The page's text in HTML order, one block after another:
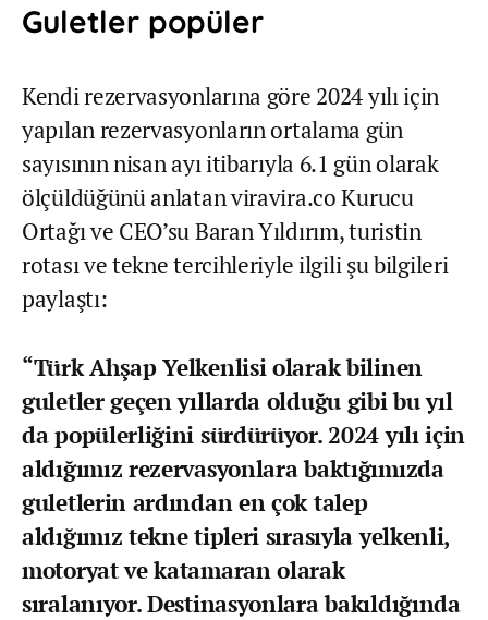
Guletler popüler
Kendi rezervasyonlarına göre 2024 yılı için
yapılan rezervasyonların ortalama gün
sayısının nisan ayı itibarıyla 6.1 gün olarak
ölçüldüğünü anlatan viravira.co Kurucu
Ortağı ve CEO’su Baran Yıldırım, turistin
rotası ve tekne tercihleriyle ilgili şu bilgileri
paylaştı:
“Türk Ahşap Yelkenlisi olarak bilinen
guletler geçen yıllarda olduğu gibi bu yıl
da popülerliğini sürdürüyor. 2024 yılı için
aldığımız rezervasyonlara baktığımızda
guletlerin ardından en çok talep
aldığımız tekne tipleri sırasıyla yelkenli,
motoryat ve katamaran olarak
sıralanıyor. Destinasyonlara bakıldığında